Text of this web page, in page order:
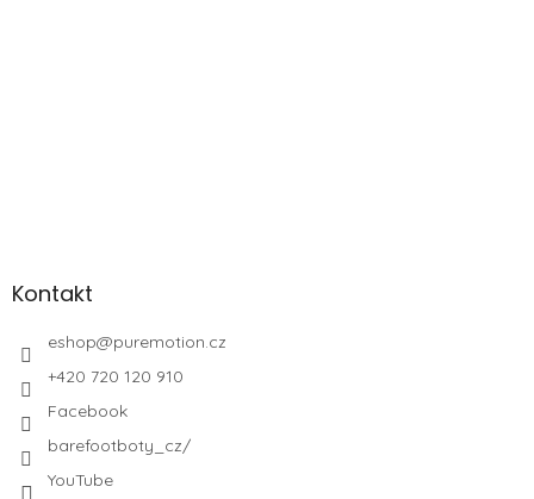
Kontakt
eshop@puremotion.cz
+420 720 120 910
Facebook
barefootboty_cz/
YouTube